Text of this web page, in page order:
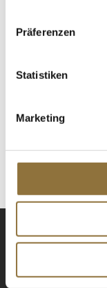
Präferenzen
Statistiken
Marketing
€ 10,95
St.